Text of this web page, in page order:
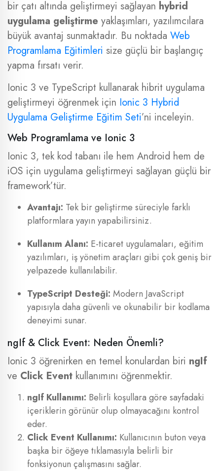
bir çatı altında geliştirmeyi sağlayan hybrid
uygulama geliştirme yaklaşımları, yazılımcılara
büyük avantaj sunmaktadır. Bu noktada Web
Programlama Eğitimleri size güçlü bir başlangıç
yapma fırsatı verir.
Ionic 3 ve TypeScript kullanarak hibrit uygulama
geliştirmeyi öğrenmek için Ionic 3 Hybrid
Uygulama Geliştirme Eğitim Seti’ni inceleyin.
Web Programlama ve Ionic 3
Ionic 3, tek kod tabanı ile hem Android hem de
iOS için uygulama geliştirmeyi sağlayan güçlü bir
framework’tür.
Avantajı: Tek bir geliştirme süreciyle farklı
platformlara yayın yapabilirsiniz.
Kullanım Alanı: E-ticaret uygulamaları, eğitim
yazılımları, iş yönetim araçları gibi çok geniş bir
yelpazede kullanılabilir.
TypeScript Desteği: Modern JavaScript
yapısıyla daha güvenli ve okunabilir bir kodlama
deneyimi sunar.
ngIf & Click Event: Neden Önemli?
Ionic 3 öğrenirken en temel konulardan biri ngIf
ve Click Event kullanımını öğrenmektir.
ngIf Kullanımı: Belirli koşullara göre sayfadaki
içeriklerin görünür olup olmayacağını kontrol
eder.
Click Event Kullanımı: Kullanıcının buton veya
başka bir öğeye tıklamasıyla belirli bir
fonksiyonun çalışmasını sağlar.